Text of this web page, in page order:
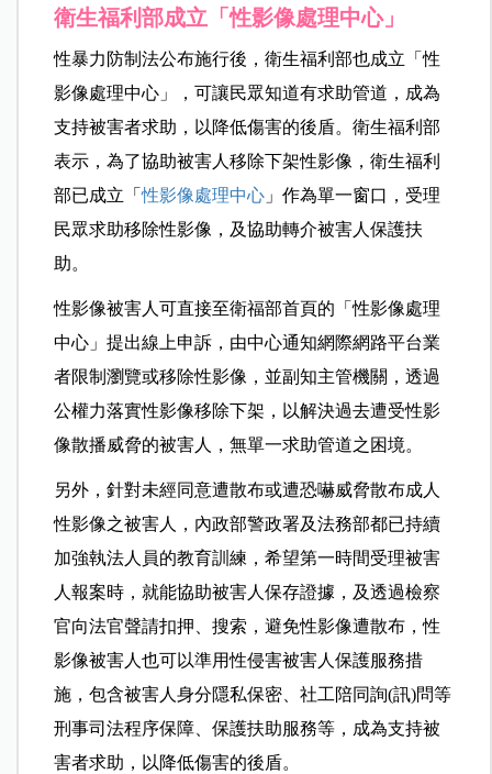
衛生福利部成立「性影像處理中心」
性暴力防制法公布施行後，衛生福利部也成立「性
影像處理中心」，可讓民眾知道有求助管道，成為
支持被害者求助，以降低傷害的後盾。衛生福利部
表示，為了協助被害人移除下架性影像，衛生福利
部已成立「性影像處理中心 」作為單一窗口，受理
民眾求助移除性影像，及協助轉介被害人保護扶
助。
性影像被害人可直接至衛福部首頁的「性影像處理
中心」提出線上申訴，由中心通知網際網路平台業
者限制瀏覽或移除性影像，並副知主管機關，透過
公權力落實性影像移除下架，以解決過去遭受性影
像散播威脅的被害人，無單一求助管道之困境。
另外，針對未經同意遭散布或遭恐嚇威脅散布成人
性影像之被害人，內政部警政署及法務部都已持續
加強執法人員的教育訓練，希望第一時間受理被害
人報案時，就能協助被害人保存證據，及透過檢察
官向法官聲請扣押、搜索，避免性影像遭散布，性
影像被害人也可以準用性侵害被害人保護服務措
施，包含被害人身分隱私保密、社工陪同詢(訊)問等
刑事司法程序保障、保護扶助服務等，成為支持被
害者求助，以降低傷害的後盾。